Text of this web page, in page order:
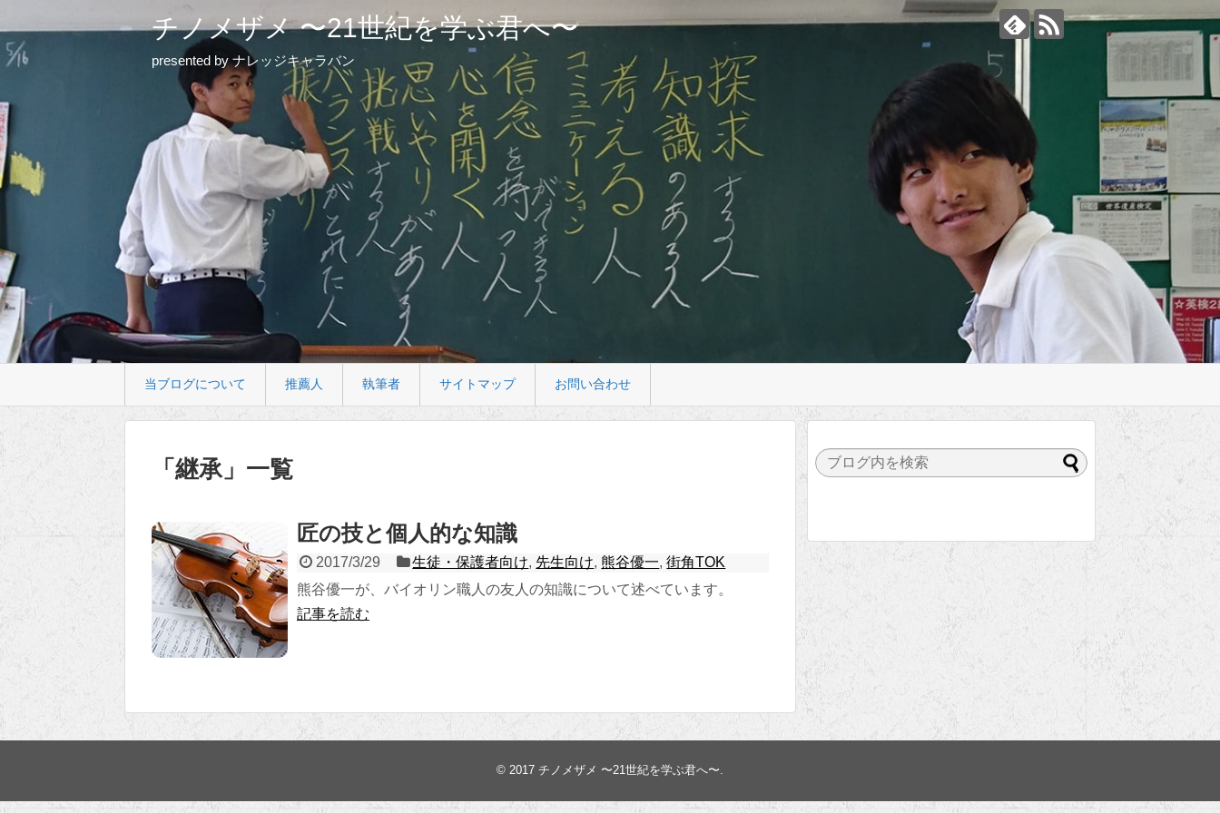
チノメザメ 〜21世紀を学ぶ君へ〜
presented by ナレッジキャラバン
当ブログについて 推薦人 執筆者 サイトマップ お問い合わせ
「 継承」 一覧
匠の技と個人的な知識
2017/3/29 生徒・保護者向け, 先生向け,熊谷優一,街角TOK
熊谷優一が、バイオリン職人の友人の知識について述べています。
記事を読む
© 2017 チノメザメ 〜21世紀を学ぶ君へ〜